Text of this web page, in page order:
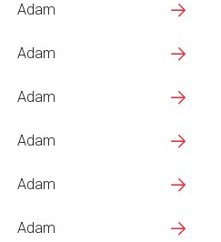
Adam
Adam
Adam
Adam
Adam
Adam